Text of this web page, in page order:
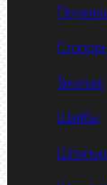
Такелаж
Шайбы